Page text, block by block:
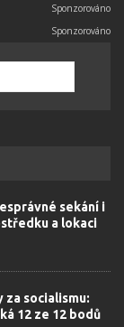
sekání i
a lokaci
za socialismu:
12 ze 12 bodů